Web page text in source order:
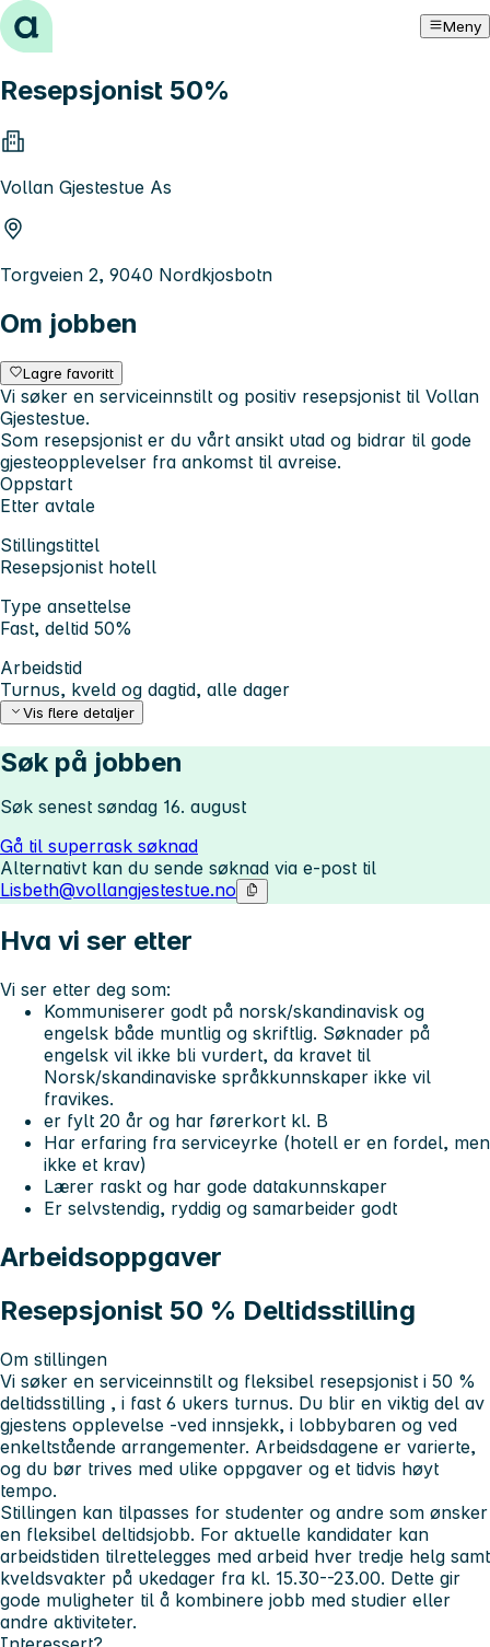
Hopp til innhold Meny
Resepsjonist 50%
Vollan Gjestestue As
Torgveien 2, 9040 Nordkjosbotn
Om jobben
Lagre favoritt
Vi søker en serviceinnstilt og positiv resepsjonist til Vollan
Gjestestue.
Som resepsjonist er du vårt ansikt utad og bidrar til gode
gjesteopplevelser fra ankomst til avreise.
Oppstart
Etter avtale
Stillingstittel
Resepsjonist hotell
Type ansettelse
Fast, deltid 50%
Arbeidstid
Turnus, kveld og dagtid, alle dager
Vis flere detaljer
Søk på jobben
Søk senest søndag 16. august
Gå til superrask søknad
Alternativt kan du sende søknad via e-post til
Lisbeth@vollangjestestue.no
Hva vi ser etter
Vi ser etter deg som:
Kommuniserer godt på norsk/skandinavisk og
engelsk både muntlig og skriftlig. Søknader på
engelsk vil ikke bli vurdert, da kravet til
Norsk/skandinaviske språkkunnskaper ikke vil
fravikes.
er fylt 20 år og har førerkort kl. B
Har erfaring fra serviceyrke (hotell er en fordel, men
ikke et krav)
Lærer raskt og har gode datakunnskaper
Er selvstendig, ryddig og samarbeider godt
Arbeidsoppgaver
Resepsjonist 50 % Deltidsstilling
Om stillingen
Vi søker en serviceinnstilt og fleksibel resepsjonist i 50 %
deltidsstilling , i fast 6 ukers turnus. Du blir en viktig del av
gjestens opplevelse -ved innsjekk, i lobbybaren og ved
enkeltstående arrangementer. Arbeidsdagene er varierte,
og du bør trives med ulike oppgaver og et tidvis høyt
tempo.
Stillingen kan tilpasses for studenter og andre som ønsker
en fleksibel deltidsjobb. For aktuelle kandidater kan
arbeidstiden tilrettelegges med arbeid hver tredje helg samt
kveldsvakter på ukedager fra kl. 15.30--23.00. Dette gir
gode muligheter til å kombinere jobb med studier eller
andre aktiviteter.